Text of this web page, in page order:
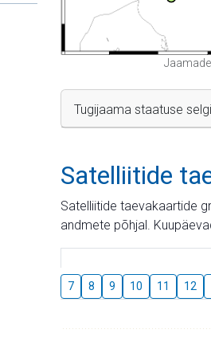
alammenüü
alammenüü
Tugijaama staatuse
Satelliitide
Satelliitide taevakaartide
andmete põhjal.
7 8 9 10 11 12